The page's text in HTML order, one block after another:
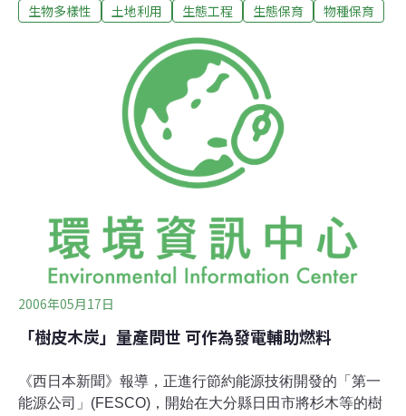
游，並進行人工孵化實驗。八目鰻在河川誕生的2～3年
出生地。因含豐富維他命A而被作為健康食品。北海道主
要生產地在石狩川河系和尻別川河系，根據北海道水產孵
化場表示，八目鰻的最高漁獲量在1988年236噸，其中石
狩川水域就佔了132噸。然而，2004年驟降為4.5噸，其中
石狩川河系為3.6噸。石狩支廳和空知支廳預計於2004-
2006年度，投入約700萬日圓的經費，執行「石狩川八目
鰻文化保全再生事業」計畫，調查八目鰻魚數量減少的原
場、開發局等單位，進行這項計畫。2005年，北海道工業
大學的柳井清治教授的
生物多樣性 土地利用 生態工程 生態保育 物種保育
2006年05月17日
「樹皮木炭」量產問世 可作為發電輔助燃料
《西日本新聞》報導，正進行節約能源技術開發的「第一
能源公司」(FESCO)，開始在大分縣日田市將杉木等的樹